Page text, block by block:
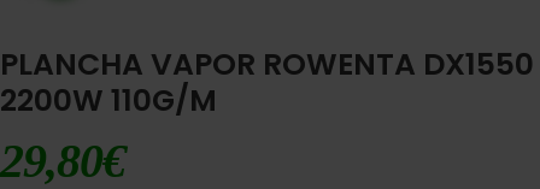
PLANCHA VAPOR ROWENTA DX1550
2200W 110G/M
29,80€